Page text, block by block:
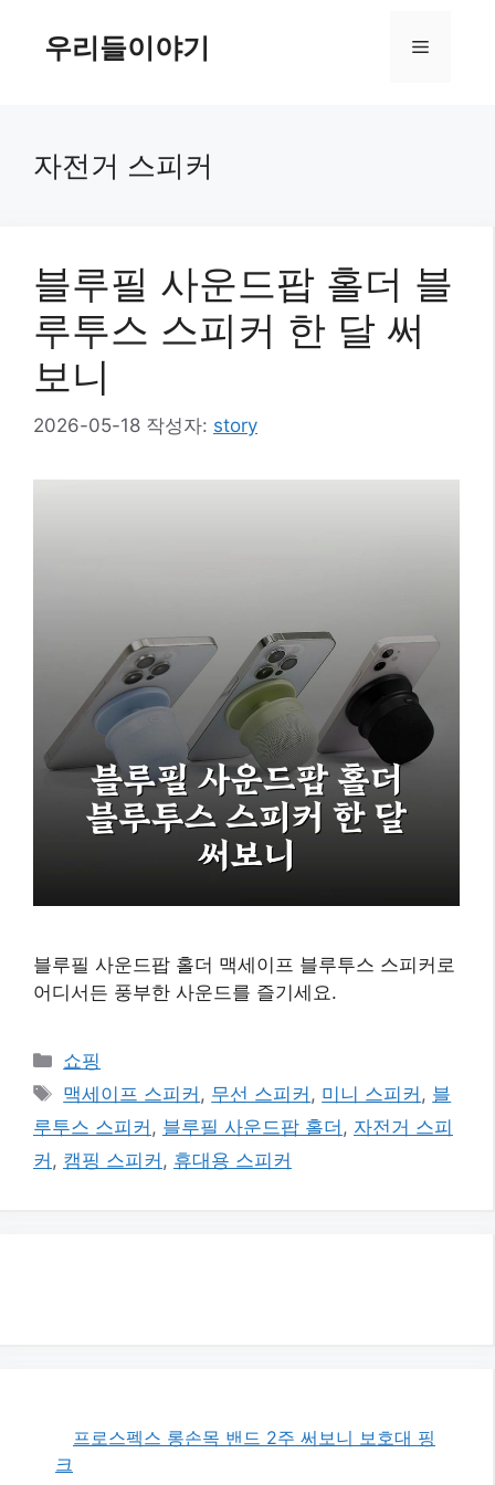
우리들이야기 메
자전거 스피커
블루필 사운드팝 홀더 블
루투스 스피커 한 달 써
보니
2026-05-18 작성자: story
블루필 사운드팝 홀더 맥세이프 블루투스 스피커로
어디서든 풍부한 사운드를 즐기세요.
카
테
고
리
쇼핑
태
그
맥세이프 스피커 , 무선 스피커 , 미니 스피커 , 블
루투스 스피커 , 블루필 사운드팝 홀더 , 자전거 스피
커 , 캠핑 스피커 , 휴대용 스피커
프로스펙스 롱손목 밴드 2주 써보니 보호대 핑
크